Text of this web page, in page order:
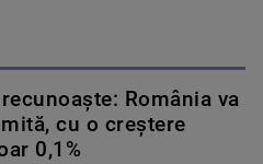
România va
cu o creștere
0,1%